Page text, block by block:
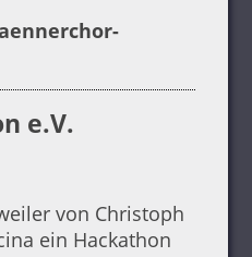
e.V.
von Christoph
ein Hackathon